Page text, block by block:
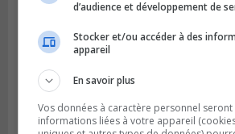
d’audience et développement de
Stocker et/ou accéder à des
appareil
En savoir plus
Vos données à caractère personnel
informations liées à votre appareil